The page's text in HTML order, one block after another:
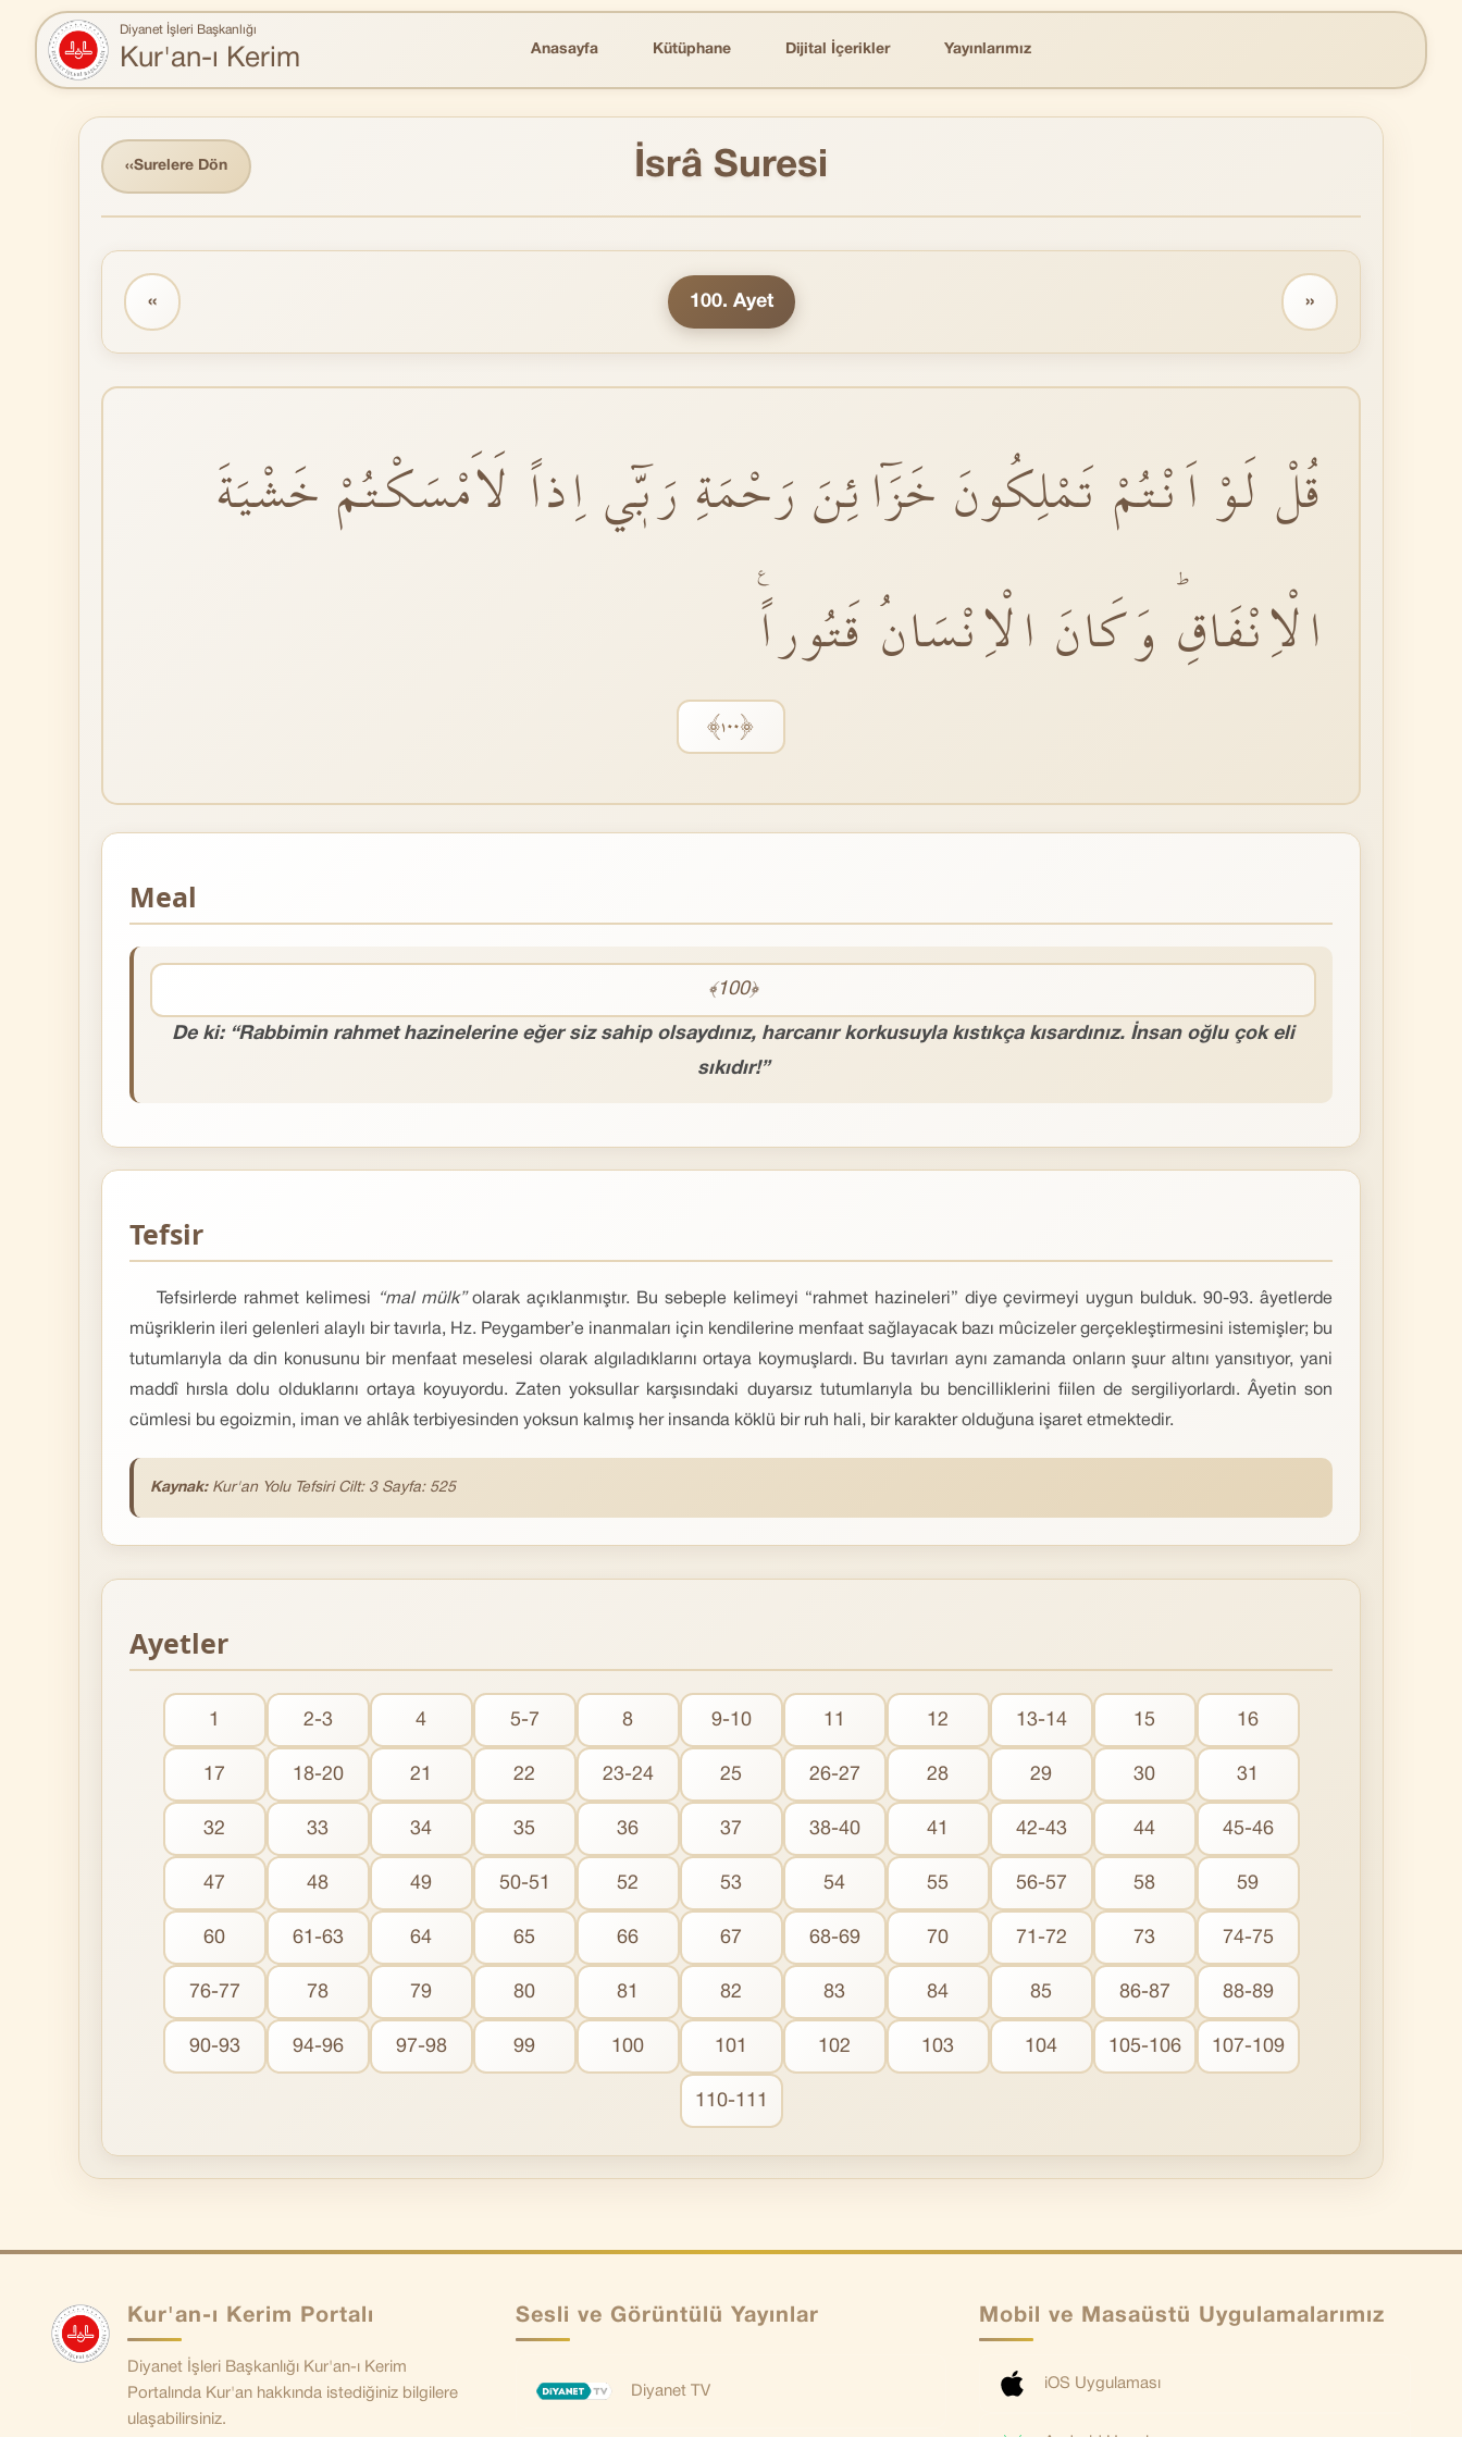
Diyanet İşleri Başkanlığı
Kur'an-ı Kerim Anasayfa Kütüphane Dijital İçerikler Yayınlarımız
‹‹Surelere Dön İsrâ Suresi
‹‹ 100. Ayet ››
قُلْ لَوْ اَنْتُمْ تَمْلِكُونَ خَزَٓائِنَ رَحْمَةِ رَبّٖٓي اِذاً لَاَمْسَكْتُمْ خَشْيَةَ
الْاِنْفَاقِؕ وَكَانَ الْاِنْسَانُ قَتُوراًࣖ
﴿١٠٠﴾
Meal
﴾100﴿
De ki: “Rabbimin rahmet hazinelerine eğer siz sahip olsaydınız, harcanır korkusuyla kıstıkça kısardınız. İnsan oğlu çok eli
sıkıdır!”
Tefsir
Tefsirlerde rahmet kelimesi “mal mülk”olarak açıklanmıştır. Bu sebeple kelimeyi “rahmet hazineleri” diye çevirmeyi uygun bulduk. 90-93. âyetlerde
müşriklerin ileri gelenleri alaylı bir tavırla, Hz. Peygamber’e inanmaları için kendilerine menfaat sağlayacak bazı mûcizeler gerçekleştirmesini istemişler; bu
tutumlarıyla da din konusunu bir menfaat meselesi olarak algıladıklarını ortaya koymuşlardı. Bu tavırları aynı zamanda onların şuur altını yansıtıyor, yani
maddî hırsla dolu olduklarını ortaya koyuyordu. Zaten yoksullar karşısındaki duyarsız tutumlarıyla bu bencilliklerini fiilen de sergiliyorlardı. Âyetin son
cümlesi bu egoizmin, iman ve ahlâk terbiyesinden yoksun kalmış her insanda köklü bir ruh hali, bir karakter olduğuna işaret etmektedir.
Kaynak: Kur'an Yolu Tefsiri Cilt: 3 Sayfa: 525
Ayetler
1 2-3 4 5-7 8 9-10 11 12 13-14 15 16
17 18-20 21 22 23-24 25 26-27 28 29 30 31
32 33 34 35 36 37 38-40 41 42-43 44 45-46
47 48 49 50-51 52 53 54 55 56-57 58 59
60 61-63 64 65 66 67 68-69 70 71-72 73 74-75
76-77 78 79 80 81 82 83 84 85 86-87 88-89
90-93 94-96 97-98 99 100 101 102 103 104 105-106 107-109
110-111
Kur'an-ı Kerim Portalı
Diyanet İşleri Başkanlığı Kur'an-ı Kerim
Portalında Kur'an hakkında istediğiniz bilgilere
ulaşabilirsiniz.
Sesli ve Görüntülü Yayınlar
Diyanet TV
Mobil ve Masaüstü Uygulamalarımız
iOS Uygulaması